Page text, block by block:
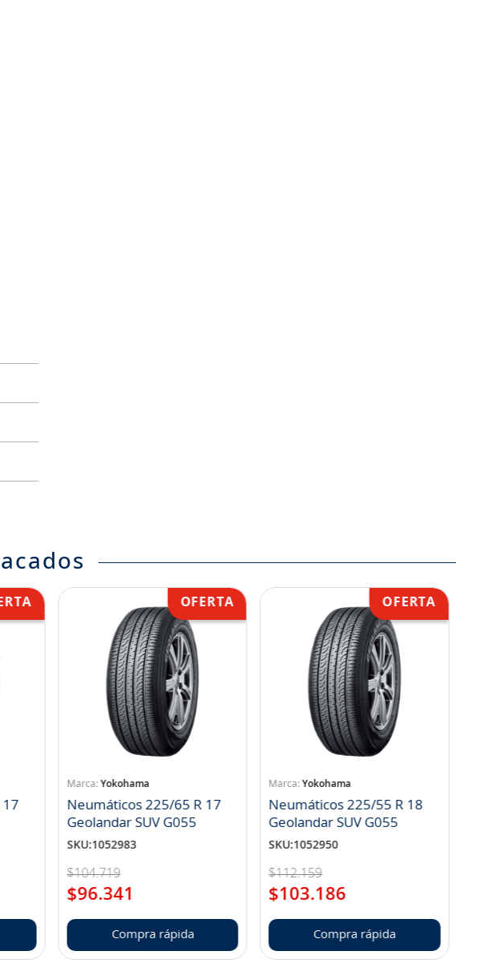
17
Yokohama
Neumáticos 225/65 R 17
Geolandar SUV G055
SKU:1052983
$104.719
$96.341
Compra rápida
Yokohama
Neumáticos 225/55 R 18
Geolandar SUV G055
SKU:1052950
$112.159
$103.186
Compra rápida